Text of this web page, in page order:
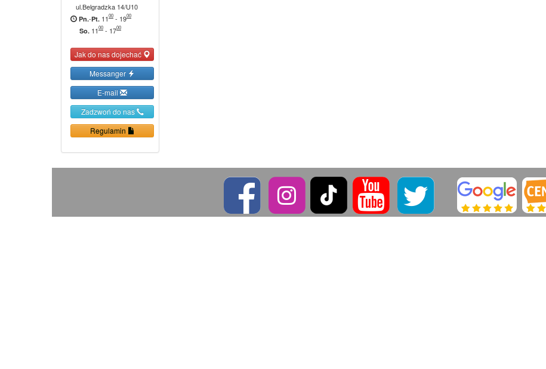
ul.Belgradzka 14/U10
Pn.-Pt. 1100 - 1900
So. 1100 - 1700
Jak do nas dojechać
Messanger
E-mail
Zadzwoń do nas
Regulamin